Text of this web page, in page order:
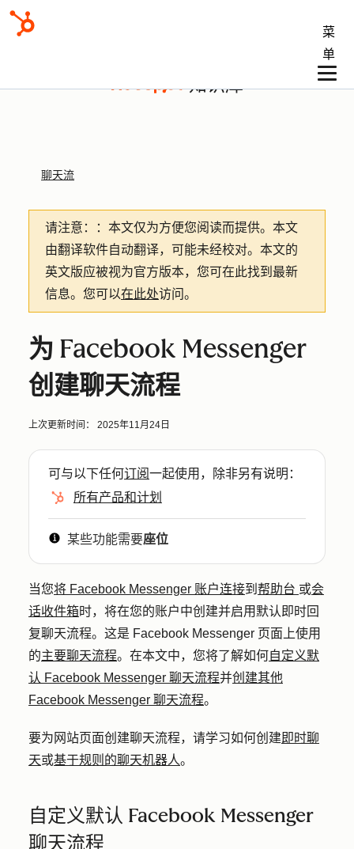
菜
单
知识库
聊天流
请注意： ：本文仅为方便您阅读而提供。 本文
由翻译软件自动翻译，可能未经校对。本文的
英文版应被视为官方版本，您可在此找到最新
信息。您可以在此处访问。
为 Facebook Messenger
创建聊天流程
上次更新时间： 2025年11月24日
可与以下任何订阅一起使用，除非另有说明：
所有产品和计划
某些功能需要座位
当您将 Facebook Messenger 账户连接到 帮助台 或会
话收件箱时，将在您的账户中创建并启用默认即时回
复聊天流程。这是 Facebook Messenger 页面上使用
的主要聊天流程。在本文中，您将了解如何自定义默
认 Facebook Messenger 聊天流程并创建其他
Facebook Messenger 聊天流程。
要为网站页面创建聊天流程，请学习如何创建即时聊
天或基于规则的聊天机器人。
自定义默认 Facebook Messenger
聊天流程